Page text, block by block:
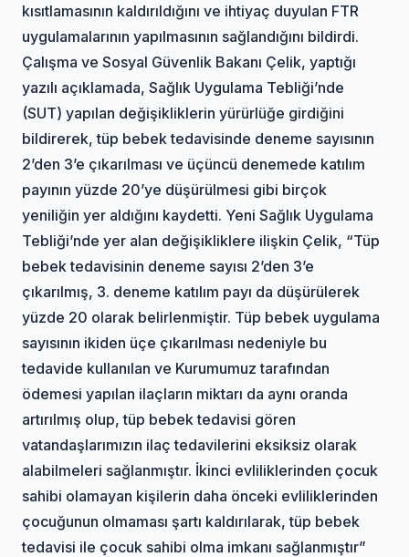
kısıtlamasının kaldırıldığını ve ihtiyaç duyulan FTR
uygulamalarının yapılmasının sağlandığını bildirdi.
Çalışma ve Sosyal Güvenlik Bakanı Çelik, yaptığı
yazılı açıklamada, Sağlık Uygulama Tebliği’nde
(SUT) yapılan değişikliklerin yürürlüğe girdiğini
bildirerek, tüp bebek tedavisinde deneme sayısının
2’den 3’e çıkarılması ve üçüncü denemede katılım
payının yüzde 20’ye düşürülmesi gibi birçok
yeniliğin yer aldığını kaydetti. Yeni Sağlık Uygulama
Tebliği’nde yer alan değişikliklere ilişkin Çelik, “Tüp
bebek tedavisinin deneme sayısı 2’den 3’e
çıkarılmış, 3. deneme katılım payı da düşürülerek
yüzde 20 olarak belirlenmiştir. Tüp bebek uygulama
sayısının ikiden üçe çıkarılması nedeniyle bu
tedavide kullanılan ve Kurumumuz tarafından
ödemesi yapılan ilaçların miktarı da aynı oranda
artırılmış olup, tüp bebek tedavisi gören
vatandaşlarımızın ilaç tedavilerini eksiksiz olarak
alabilmeleri sağlanmıştır. İkinci evliliklerinden çocuk
sahibi olamayan kişilerin daha önceki evliliklerinden
çocuğunun olmaması şartı kaldırılarak, tüp bebek
tedavisi ile çocuk sahibi olma imkanı sağlanmıştır”